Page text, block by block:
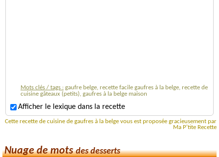
Mots clés / tags : gaufre belge, recette facile gaufres à la belge, recette de
cuisine gâteaux (petits), gaufres à la belge maison
Afficher le lexique dans la recette
Cette recette de cuisine de gaufres à la belge vous est proposée gracieusement par
Ma P'tite Recette
Nuage de motsdes desserts